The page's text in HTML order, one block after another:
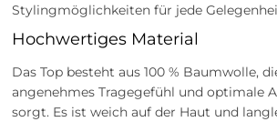
Stylingmöglichkeiten für jede
Hochwertiges Material
Das Top besteht aus 100 % Baumwolle,
angenehmes Tragegefühl und optimale
sorgt. Es ist weich auf der Haut und